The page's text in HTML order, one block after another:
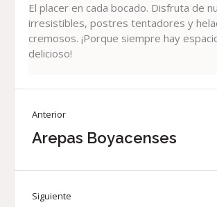
El placer en cada bocado. Disfruta de
irresistibles, postres tentadores y
cremosos. ¡Porque siempre hay
delicioso!
Anterior
Arepas Boyacenses
Siguiente